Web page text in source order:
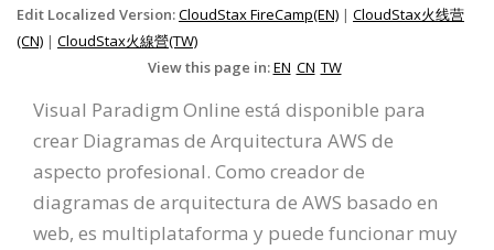
Edit Localized Version:CloudStax FireCamp(EN) | CloudStax火线营
(CN) | CloudStax火線營(TW)
View this page in:EN CN TW
Visual Paradigm Online está disponible para
crear Diagramas de Arquitectura AWS de
aspecto profesional. Como creador de
diagramas de arquitectura de AWS basado en
web, es multiplataforma y puede funcionar muy